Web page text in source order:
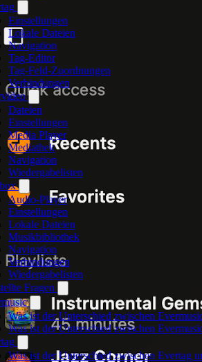
Einstellungen
Lokale Dateien
Navigation
Tag-Editor
Tag-Feld-Zuordnungen
Verbindungen
Dateien
Einstellungen
Media Player
Mediathek
Navigation
Wiedergabelisten
Audio-Player
Einstellungen
Lokale Dateien
Musikbibliothek
Navigation
Verbindungen
Wiedergabelisten
Fragen
Was ist der Unterschied zwischen
Was ist der Unterschied zwischen
Was ist der Unterschied zwischen Evertag